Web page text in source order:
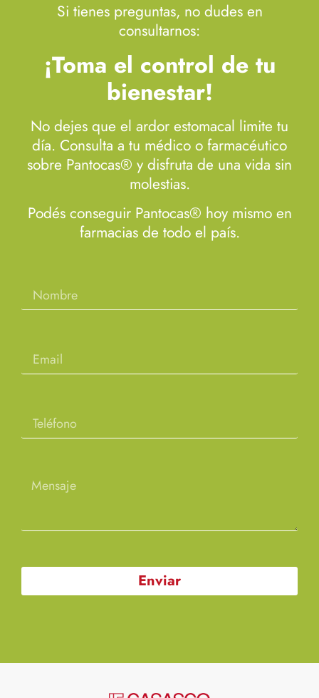
Si tienes preguntas, no dudes en
consultarnos:
¡Toma el control de tu
bienestar!
No dejes que el ardor estomacal limite tu
día. Consulta a tu médico o farmacéutico
sobre Pantocas® y disfruta de una vida sin
molestias.
Podés conseguir Pantocas® hoy mismo en
farmacias de todo el país.
Enviar